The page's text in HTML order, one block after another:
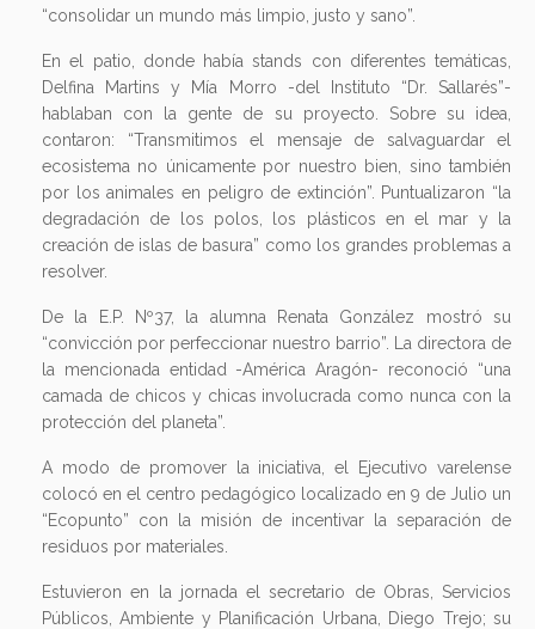
“consolidar un mundo más limpio, justo y sano”.
En el patio, donde había stands con diferentes temáticas,
Delfina Martins y Mía Morro -del Instituto “Dr. Sallarés”-
hablaban con la gente de su proyecto. Sobre su idea,
contaron: “Transmitimos el mensaje de salvaguardar el
ecosistema no únicamente por nuestro bien, sino también
por los animales en peligro de extinción”. Puntualizaron “la
degradación de los polos, los plásticos en el mar y la
creación de islas de basura” como los grandes problemas a
resolver.
De la E.P. Nº37, la alumna Renata González mostró su
“convicción por perfeccionar nuestro barrio”. La directora de
la mencionada entidad -América Aragón- reconoció “una
camada de chicos y chicas involucrada como nunca con la
protección del planeta”.
A modo de promover la iniciativa, el Ejecutivo varelense
colocó en el centro pedagógico localizado en 9 de Julio un
“Ecopunto” con la misión de incentivar la separación de
residuos por materiales.
Estuvieron en la jornada el secretario de Obras, Servicios
Públicos, Ambiente y Planificación Urbana, Diego Trejo; su